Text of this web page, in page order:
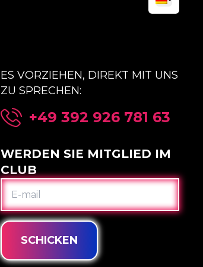
ES VORZIEHEN, DIREKT MIT UNS
ZU SPRECHEN:
+49 392 926 781 63
WERDEN SIE MITGLIED IM
CLUB
E-
MAIL
SCHICKEN